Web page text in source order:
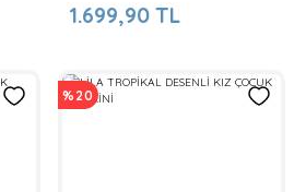
1.699,90 TL
%20